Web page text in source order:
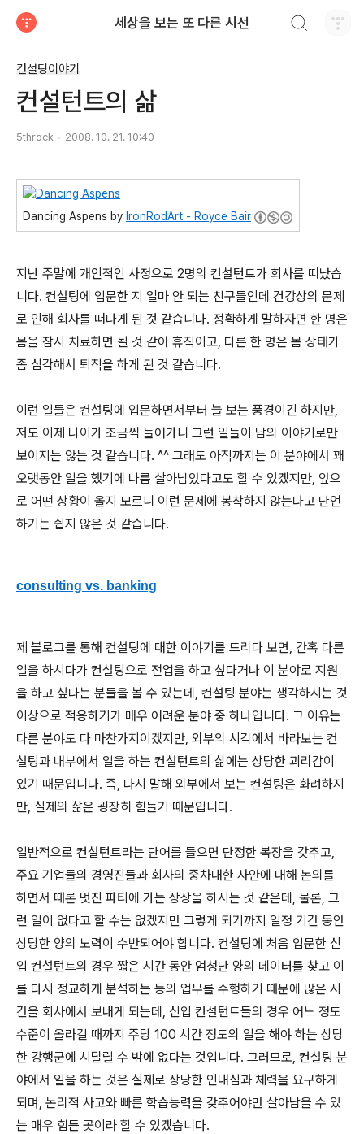
세상을 보는 또 다른 시선
컨설팅이야기
컨설턴트의 삶
5throck 2008. 10. 21. 10:40
Dancing Aspens by IronRodArt - Royce Bair
지난 주말에 개인적인 사정으로 2명의 컨설턴트가 회사를 떠났습
니다. 컨설팅에 입문한 지 얼마 안 되는 친구들인데 건강상의 문제
로 인해 회사를 떠나게 된 것 같습니다. 정확하게 말하자면 한 명은
몸을 잠시 치료하면 될 것 같아 휴직이고, 다른 한 명은 몸 상태가
좀 심각해서 퇴직을 하게 된 것 같습니다.
이런 일들은 컨설팅에 입문하면서부터 늘 보는 풍경이긴 하지만,
저도 이제 나이가 조금씩 들어가니 그런 일들이 남의 이야기로만
보이지는 않는 것 같습니다. ^^ 그래도 아직까지는 이 분야에서 꽤
오랫동안 일을 했기에 나름 살아남았다고도 할 수 있겠지만, 앞으
로 어떤 상황이 올지 모르니 이런 문제에 봉착하지 않는다고 단언
하기는 쉽지 않은 것 같습니다.
consulting vs. banking
제 블로그를 통해 컨설팅에 대한 이야기를 드리다 보면, 간혹 다른
일을 하시다가 컨설팅으로 전업을 하고 싶다거나 이 분야로 지원
을 하고 싶다는 분들을 볼 수 있는데, 컨설팅 분야는 생각하시는 것
이상으로 적응하기가 매우 어려운 분야 중 하나입니다. 그 이유는
다른 분야도 다 마찬가지이겠지만, 외부의 시각에서 바라보는 컨
설팅과 내부에서 일을 하는 컨설턴트의 삶에는 상당한 괴리감이
있기 때문입니다. 즉, 다시 말해 외부에서 보는 컨설팅은 화려하지
만, 실제의 삶은 굉장히 힘들기 때문입니다.
일반적으로 컨설턴트라는 단어를 들으면 단정한 복장을 갖추고,
주요 기업들의 경영진들과 회사의 중차대한 사안에 대해 논의를
하면서 때론 멋진 파티에 가는 상상을 하시는 것 같은데, 물론, 그
런 일이 없다고 할 수는 없겠지만 그렇게 되기까지 일정 기간 동안
상당한 양의 노력이 수반되어야 합니다. 컨설팅에 처음 입문한 신
입 컨설턴트의 경우 짧은 시간 동안 엄청난 양의 데이터를 찾고 이
를 다시 정교하게 분석하는 등의 업무를 수행하기 때문에 많은 시
간을 회사에서 보내게 되는데, 신입 컨설턴트들의 경우 어느 정도
수준이 올라갈 때까지 주당 100 시간 정도의 일을 해야 하는 상당
한 강행군에 시달릴 수 밖에 없다는 것입니다. 그러므로, 컨설팅 분
야에서 일을 하는 것은 실제로 상당한 인내심과 체력을 요구하게
되며, 논리적 사고와 빠른 학습능력을 갖추어야만 살아남을 수 있
는 매우 힘든 곳이라 할 수 있겠습니다.